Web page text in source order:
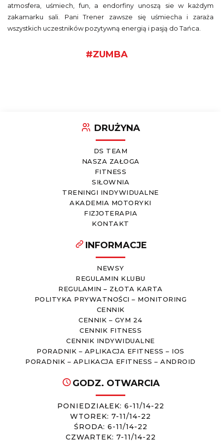
atmosfera, uśmiech, fun, a endorfiny unoszą sie w każdym
zakamarku sali. Pani Trener zawsze się uśmiecha i zaraża
wszystkich uczestników pozytywną energią i pasją do Tańca.
#ZUMBA
DRUŻYNA
DS TEAM
NASZA ZAŁOGA
FITNESS
SIŁOWNIA
TRENINGI INDYWIDUALNE
AKADEMIA MOTORYKI
FIZJOTERAPIA
KONTAKT
INFORMACJE
NEWSY
REGULAMIN KLUBU
REGULAMIN – ZŁOTA KARTA
POLITYKA PRYWATNOŚCI – MONITORING
CENNIK
CENNIK – GYM 24
CENNIK FITNESS
CENNIK INDYWIDUALNE
PORADNIK – APLIKACJA EFITNESS – IOS
PORADNIK – APLIKACJA EFITNESS – ANDROID
GODZ. OTWARCIA
PONIEDZIAŁEK: 6-11/14-22
WTOREK: 7-11/14-22
ŚRODA: 6-11/14-22
CZWARTEK: 7-11/14-22